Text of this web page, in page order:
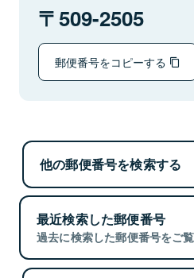
509-2505
郵便番号をコピーする
他の郵便番号を検索する
最近検索した郵便番号
過去に検索した郵便番号をご